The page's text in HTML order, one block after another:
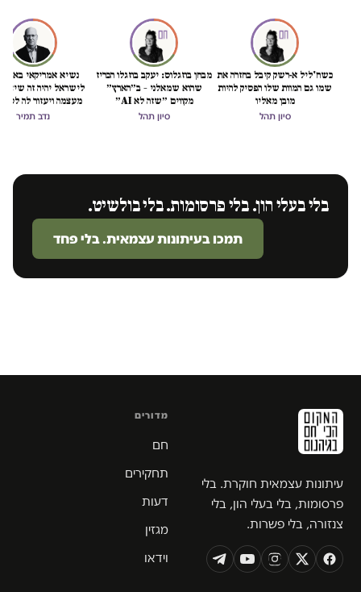
כשח'ליל א-רשק קיבל בחזרה את
שמו גם המוות שלו הפסיק להיות
מובן מאליו
סיון תהל
מבחן בוזגלוס: יעקב בוזגלו הכריז
שהוא שמאלני – ב״הארץ״
מקווים ״שזה לא AI״
סיון תהל
נשיא אמריקאי באמת
לישראל יהיה זה
מעצמה ויעזור לה
הכיבוש
נדב תמיר
בלי בעלי הון. בלי פרסומות. בלי בולשיט.
תמכו בעיתונות עצמאית. בלי פחד
עיתונות עצמאית חוקרת. בלי
פרסומות, בלי בעלי הון, בלי
צנזורה, בלי פשרות.
מדורים
חם
תחקירים
דעות
מגזין
וידאו